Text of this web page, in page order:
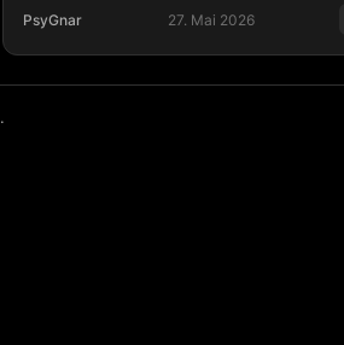
pulsierende, euphorische Erlösung des
PsyGnar 27. Mai 2026
.